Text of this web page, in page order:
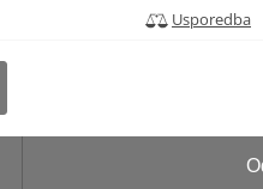
Usporedba